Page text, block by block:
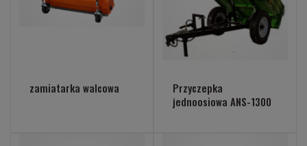
zamiatarka walcowa
Przyczepka
jednoosiowa ANS-1300